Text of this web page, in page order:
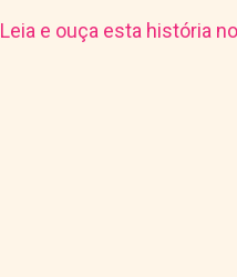
Leia e ouça esta história